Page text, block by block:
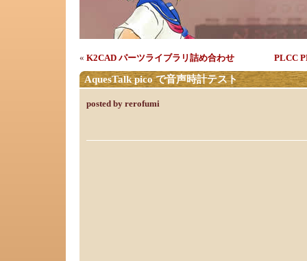
« K2CAD パーツライブラリ詰め合わせ PLCC
AquesTalk pico で音声時計テスト
posted by rerofumi